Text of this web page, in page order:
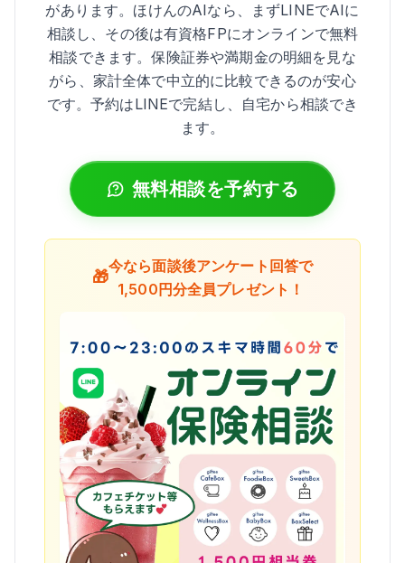
があります。ほけんのAIなら、まずLINEでAIに
相談し、その後は有資格FPにオンラインで無料
相談できます。保険証券や満期金の明細を見な
がら、家計全体で中立的に比較できるのが安心
です。予約はLINEで完結し、自宅から相談でき
ます。
無料相談を予約する
🎁
今なら面談後アンケート回答で
1,500円分全員プレゼント！